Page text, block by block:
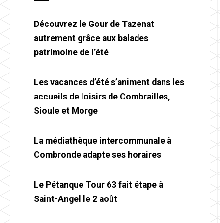
Découvrez le Gour de Tazenat
autrement grâce aux balades
patrimoine de l’été
Les vacances d’été s’animent dans les
accueils de loisirs de Combrailles,
Sioule et Morge
La médiathèque intercommunale à
Combronde adapte ses horaires
Le Pétanque Tour 63 fait étape à
Saint-Angel le 2 août